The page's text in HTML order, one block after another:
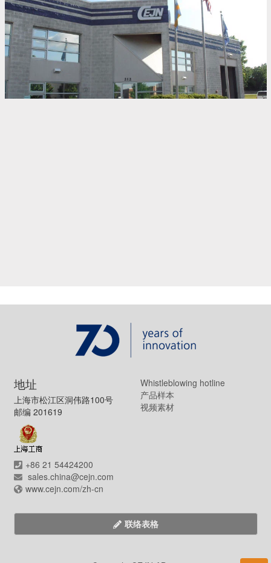
地址
上海市松江区洞伟路100号
邮编 201619
+86 21 54424200
sales.china@cejn.com
www.cejn.com/zh-cn
Whistleblowing hotline
产品样本
视频素材
联络表格